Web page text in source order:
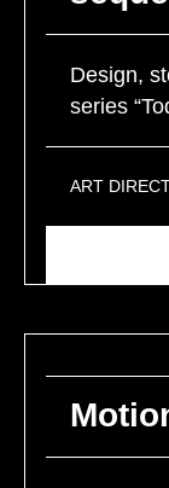
Design,
series
ART